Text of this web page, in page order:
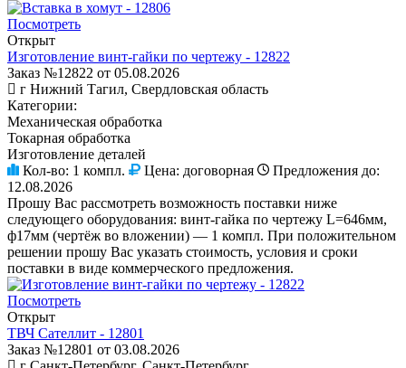
Посмотреть
Открыт
Изготовление винт-гайки по чертежу - 12822
Заказ №12822 от 05.08.2026
г Нижний Тагил, Свердловская область
Категории:
Механическая обработка
Токарная обработка
Изготовление деталей
Кол-во: 1 компл. Цена: договорная
Предложения до:
12.08.2026
Прошу Вас рассмотреть возможность поставки ниже
следующего оборудования: винт-гайка по чертежу L=646мм,
ф17мм (чертёж во вложении) — 1 компл. При положительном
решении прошу Вас указать стоимость, условия и сроки
поставки в виде коммерческого предложения.
Посмотреть
Открыт
ТВЧ Сателлит - 12801
Заказ №12801 от 03.08.2026